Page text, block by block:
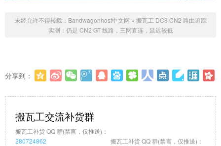
未经允许不得转载： Bandwagonhost中文网 » 搬瓦工 DC8 CN2 路由追踪
实测：仍是 CN2 GT 线路，三网直连，延迟较低
分享到：
搬瓦工交流补货群
搬瓦工补货 QQ 群(禁言，仅推送)：
280724862
搬瓦工补货 QQ 群(禁言，仅推送)：